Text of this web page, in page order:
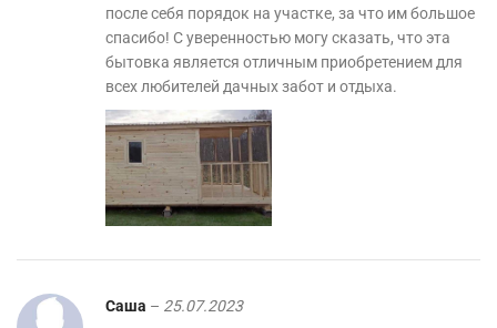
после себя порядок на участке, за что им большое
спасибо! С уверенностью могу сказать, что эта
бытовка является отличным приобретением для
всех любителей дачных забот и отдыха.
Саша – 25.07.2023